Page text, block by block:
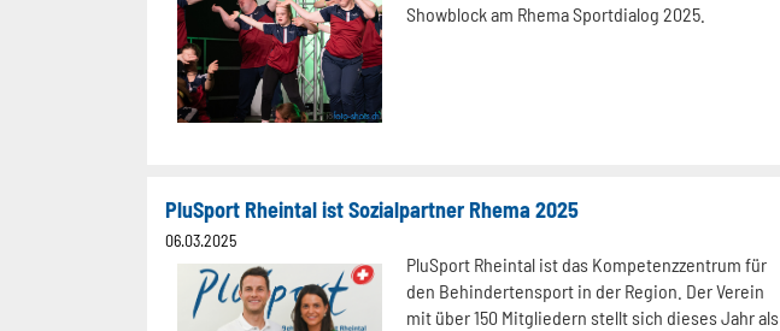
Showblock am Rhema Sportdialog 2025.
PluSport Rheintal ist Sozialpartner Rhema 2025
06.03.2025
PluSport Rheintal ist das Kompetenzzentrum für
den Behindertensport in der Region. Der Verein
mit über 150 Mitgliedern stellt sich dieses Jahr als